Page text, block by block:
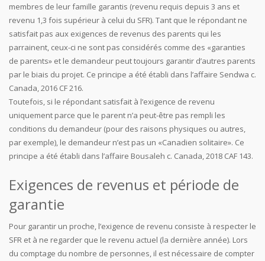
membres de leur famille garantis (revenu requis depuis 3 ans et
revenu 1,3 fois supérieur à celui du SFR). Tant que le répondant ne
satisfait pas aux exigences de revenus des parents qui les
parrainent, ceux-ci ne sont pas considérés comme des «garanties
de parents» et le demandeur peut toujours garantir d’autres parents
par le biais du projet. Ce principe a été établi dans l’affaire Sendwa c.
Canada, 2016 CF 216.
Toutefois, si le répondant satisfait à l’exigence de revenu
uniquement parce que le parent n’a peut-être pas rempli les
conditions du demandeur (pour des raisons physiques ou autres,
par exemple), le demandeur n’est pas un «Canadien solitaire». Ce
principe a été établi dans l’affaire Bousaleh c. Canada, 2018 CAF 143.
Exigences de revenus et période de
garantie
Pour garantir un proche, l’exigence de revenu consiste à respecter le
SFR et à ne regarder que le revenu actuel (la dernière année). Lors
du comptage du nombre de personnes, il est nécessaire de compter